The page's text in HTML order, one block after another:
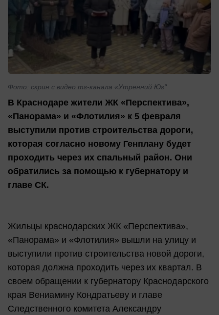
Фото: скрин с видео тг-канала «Утренний Юг"
В Краснодаре жители ЖК «Перспектива»,
«Панорама» и «Флотилия» к 5 февраля
выступили против строительства дороги,
которая согласно новому Генплану будет
проходить через их спальный район. Они
обратились за помощью к губернатору и
главе СК.
Жильцы краснодарских ЖК «Перспектива»,
«Панорама» и «Флотилия» вышли на улицу и
выступили против строительства новой дороги,
которая должна проходить через их квартал. В
своем обращении к губернатору Краснодарского
края Вениамину Кондратьеву и главе
Следственного комитета Александру